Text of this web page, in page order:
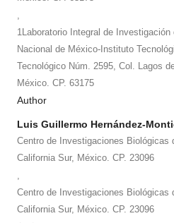
1Laboratorio Integral de
Nacional de México-Instituto
Tecnológico Núm. 2595, Col. Lagos
México. CP. 63175
Author
Luis Guillermo Hernández-
Centro de Investigaciones Biológicas
California Sur, México. CP. 23096
Centro de Investigaciones Biológicas
California Sur, México. CP. 23096